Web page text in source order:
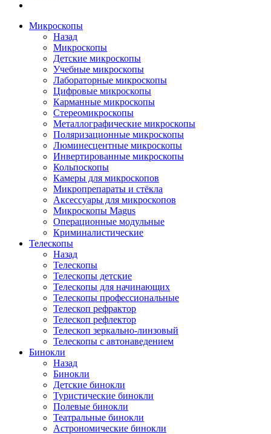
Микроскопы
Назад
Микроскопы
Детские микроскопы
Учебные микроскопы
Лабораторные микроскопы
Цифровые микроскопы
Карманные микроскопы
Стереомикроскопы
Металлографические микроскопы
Поляризационные микроскопы
Люминесцентные микроскопы
Инвертированные микроскопы
Кольпоскопы
Камеры для микроскопов
Микропрепараты и стёкла
Аксессуары для микроскопов
Микроскопы Magus
Операционные модульные
Криминалистические
Телескопы
Назад
Телескопы
Телескопы детские
Телескопы для начинающих
Телескопы профессиональные
Телескоп рефрактор
Телескоп рефлектор
Телескоп зеркально-линзовый
Телескопы с автонаведением
Бинокли
Назад
Бинокли
Детские бинокли
Туристические бинокли
Полевые бинокли
Театральные бинокли
Астрономические бинокли